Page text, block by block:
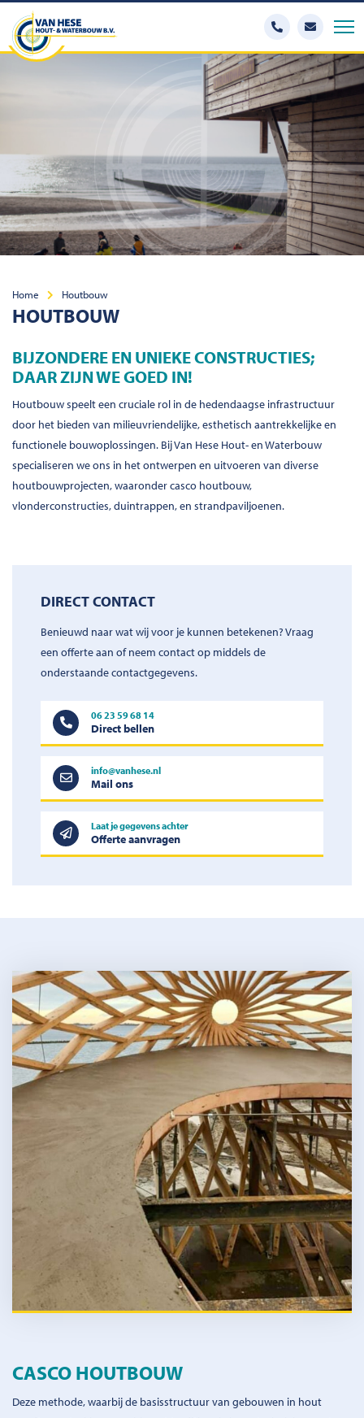
Home Houtbouw
HOUTBOUW
BIJZONDERE EN UNIEKE CONSTRUCTIES;
DAAR ZIJN WE GOED IN!
Houtbouw speelt een cruciale rol in de hedendaagse infrastructuur
door het bieden van milieuvriendelijke, esthetisch aantrekkelijke en
functionele bouwoplossingen. Bij Van Hese Hout- en Waterbouw
specialiseren we ons in het ontwerpen en uitvoeren van diverse
houtbouwprojecten, waaronder casco houtbouw,
vlonderconstructies, duintrappen, en strandpaviljoenen.
DIRECT CONTACT
Benieuwd naar wat wij voor je kunnen betekenen? Vraag
een offerte aan of neem contact op middels de
onderstaande contactgegevens.
06 23 59 68 14
Direct bellen
info@vanhese.nl
Mail ons
Laat je gegevens achter
Offerte aanvragen
CASCO HOUTBOUW
Deze methode, waarbij de basisstructuur van gebouwen in hout